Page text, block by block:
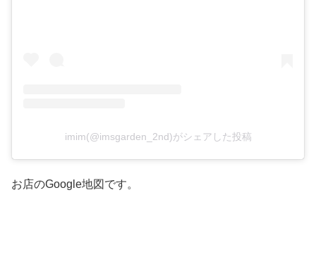
imim(@imsgarden_2nd)がシェアした投稿
お店のGoogle地図です。